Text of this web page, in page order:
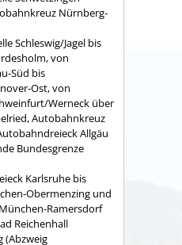
Nürnberg-
Schleswig/Jagel bis
von
Süd bis
Ost, von
Werneck über
Autobahnkreuz
Allgäu
Bundesgrenze
Karlsruhe bis
Obermenzing und
Ramersdorf
Reichenhall
(Abzweig